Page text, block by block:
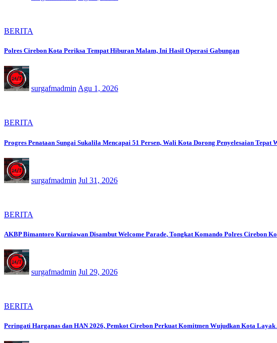
BERITA
Polres Cirebon Kota Periksa Tempat Hiburan Malam, Ini Hasil Operasi Gabungan
surgafmadmin Agu 1, 2026
BERITA
Progres Penataan Sungai Sukalila Mencapai 51 Persen, Wali Kota Dorong Penyelesaian Tepat
surgafmadmin Jul 31, 2026
BERITA
AKBP Bimantoro Kurniawan Disambut Welcome Parade, Tongkat Komando Polres Cirebon
surgafmadmin Jul 29, 2026
BERITA
Peringati Harganas dan HAN 2026, Pemkot Cirebon Perkuat Komitmen Wujudkan Kota Layak